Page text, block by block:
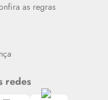
as regras
redes